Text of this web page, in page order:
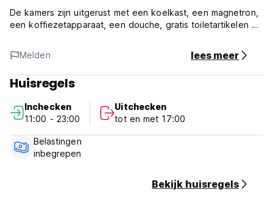
De kamers zijn uitgerust met een koelkast, een magnetron,
een koffiezetapparaat, een douche, gratis toiletartikelen en
In en rond Mocoa kunt u diverse activiteiten ondernemen,
zoals vissen en fietsen.
Ecoturismo:
Annuleringsvoorwaarden: 2 dagen voor aankomst. Bij een
late annulering of no-show wordt de eerste nacht van uw
verblijf in rekening gebracht.
Inchecken van 11.00 tot 23.00 uur
Melden lees meer
Huisregels
Inchecken
11:00 - 23:00
Uitchecken
tot en met 17:00
Belastingen
inbegrepen
Bekijk huisregels